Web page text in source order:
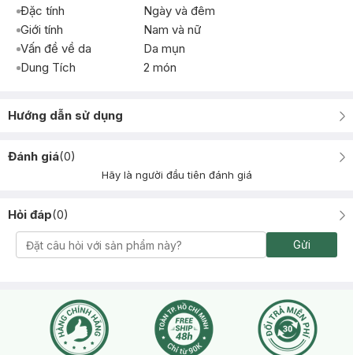
Đặc tính
Ngày và đêm
Giới tính
Nam và nữ
Vấn đề về da
Da mụn
Dung Tích
2 món
Hướng dẫn sử dụng
Đánh giá(0)
Hãy là người đầu tiên đánh giá
Hỏi đáp(0)
Gửi